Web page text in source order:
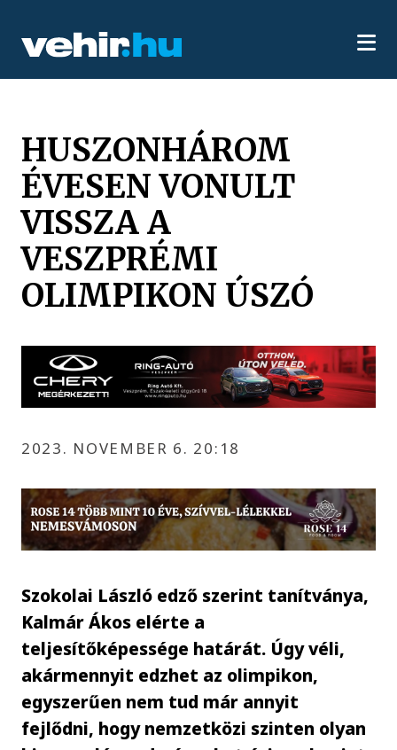
HUSZONHÁROM
ÉVESEN VONULT
VISSZA A
VESZPRÉMI
OLIMPIKON ÚSZÓ
2023. NOVEMBER 6. 20:18
Szokolai László edző szerint tanítványa,
Kalmár Ákos elérte a
teljesítőképessége határát. Úgy véli,
akármennyit edzhet az olimpikon,
egyszerűen nem tud már annyit
fejlődni, hogy nemzetközi szinten olyan